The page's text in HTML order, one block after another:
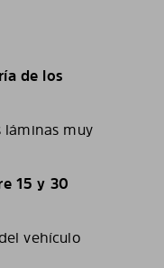
de los
láminas muy
15 y 30
vehículo